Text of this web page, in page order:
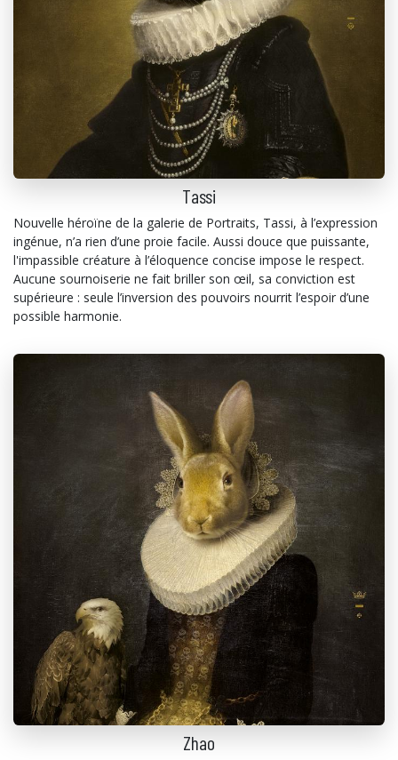
Tassi
Nouvelle héroïne de la galerie de Portraits, Tassi, à l’expression
ingénue, n’a rien d’une proie facile. Aussi douce que puissante,
l'impassible créature à l’éloquence concise impose le respect.
Aucune sournoiserie ne fait briller son œil, sa conviction est
supérieure : seule l’inversion des pouvoirs nourrit l’espoir d’une
possible harmonie.
Zhao